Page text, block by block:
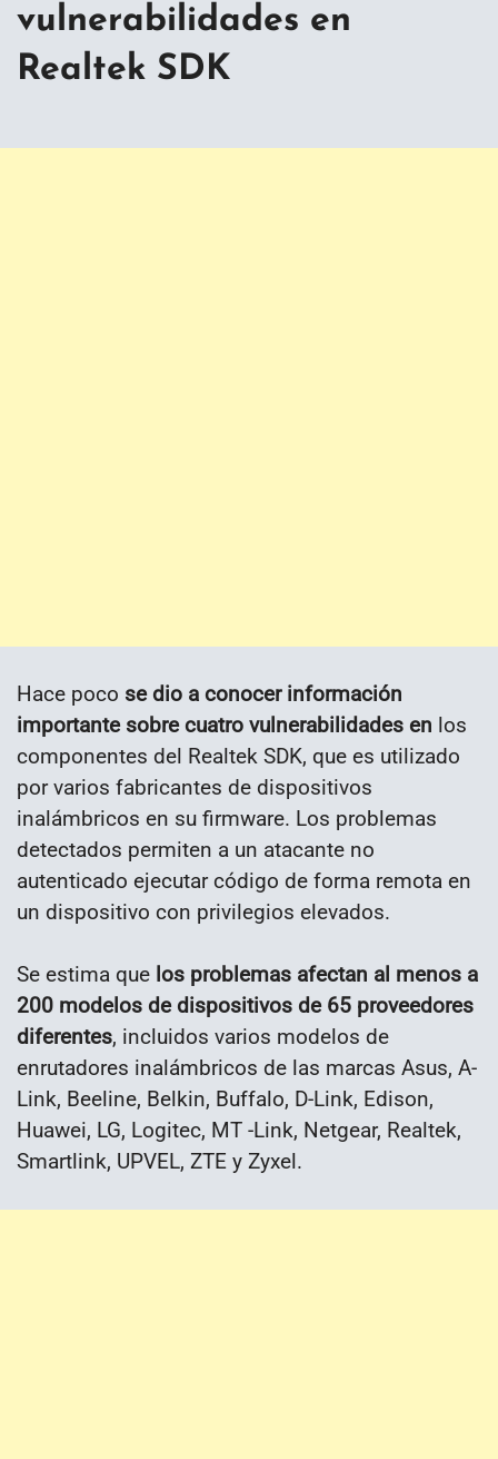
vulnerabilidades en
Realtek SDK
Hace poco se dio a conocer información
importante sobre cuatro vulnerabilidades en los
componentes del Realtek SDK, que es utilizado
por varios fabricantes de dispositivos
inalámbricos en su firmware. Los problemas
detectados permiten a un atacante no
autenticado ejecutar código de forma remota en
un dispositivo con privilegios elevados.
Se estima que los problemas afectan al menos a
200 modelos de dispositivos de 65 proveedores
diferentes, incluidos varios modelos de
enrutadores inalámbricos de las marcas Asus, A-
Link, Beeline, Belkin, Buffalo, D-Link, Edison,
Huawei, LG, Logitec, MT -Link, Netgear, Realtek,
Smartlink, UPVEL, ZTE y Zyxel.